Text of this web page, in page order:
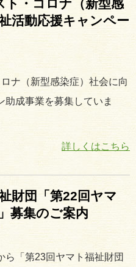
ト・コロナ（新型感
活動応援キャンペー
ナ（新型感染症）社会に向
助成事業を募集していま
詳しくはこちら
財団「第22回ヤマ
募集のご案内
ら「第23回ヤマト福祉財団